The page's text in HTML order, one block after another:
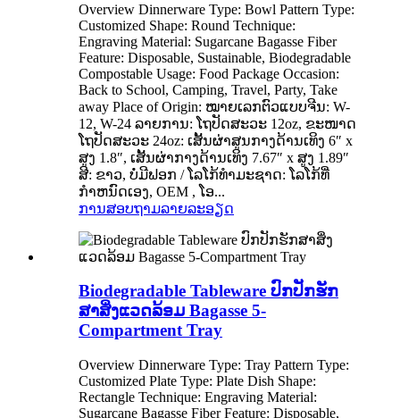
Overview Dinnerware Type: Bowl Pattern Type:
Customized Shape: Round Technique:
Engraving Material: Sugarcane Bagasse Fiber
Feature: Disposable, Sustainable, Biodegradable
Compostable Usage: Food Package Occasion:
Back to School, Camping, Travel, Party, Take
away Place of Origin: ໝາຍເລກຕົວແບບຈີນ: W-
12, W-24 ລາຍການ: ໂຖປັດສະວະ 12oz, ຂະໜາດ
ໂຖປັດສະວະ 24oz: ເສັ້ນຜ່າສູນກາງດ້ານເທິງ 6″ x
ສູງ 1.8″, ເສັ້ນຜ່າກາງດ້ານເທິງ 7.67″ x ສູງ 1.89″
ສີ: ຂາວ, ບໍ່ມີຟອກ / ໂລໂກ້ທໍາມະຊາດ: ໂລໂກ້ທີ່
ກໍາຫນົດເອງ, OEM , ໂອ...
ການສອບຖາມລາຍລະອຽດ
Biodegradable Tableware ປົກ​ປັກ​ຮັກ​
ສາ​ສິ່ງ​ແວດ​ລ້ອມ Bagasse 5-
Compartment Tray
Overview Dinnerware Type: Tray Pattern Type:
Customized Plate Type: Plate Dish Shape:
Rectangle Technique: Engraving Material:
Sugarcane Bagasse Fiber Feature: Disposable,